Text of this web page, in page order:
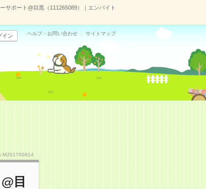
サポート@目黒（111265089）｜エンバイト
イン ヘルプ・お問い合わせ サイトマップ
目